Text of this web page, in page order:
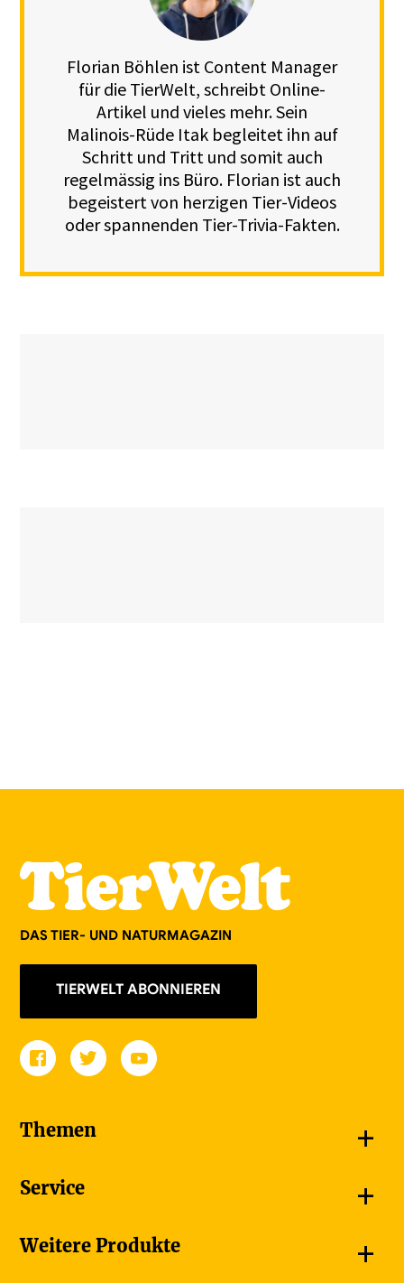
Florian Böhlen ist Content Manager
für die TierWelt, schreibt Online-
Artikel und vieles mehr. Sein
Malinois-Rüde Itak begleitet ihn auf
Schritt und Tritt und somit auch
regelmässig ins Büro. Florian ist auch
begeistert von herzigen Tier-Videos
oder spannenden Tier-Trivia-Fakten.
DAS TIER- UND NATURMAGAZIN
TIERWELT ABONNIEREN
Themen +
Goldener Schmetterling
Unsere Videos
Service +
Adressänderung melden
Weitere Produkte +